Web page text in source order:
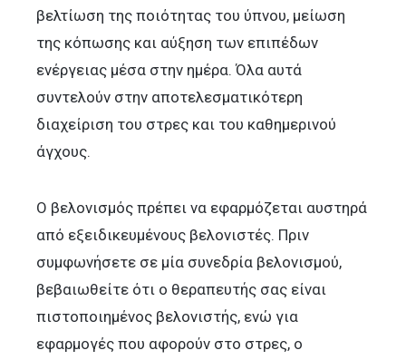
βελτίωση της ποιότητας του ύπνου, μείωση
της κόπωσης και αύξηση των επιπέδων
ενέργειας μέσα στην ημέρα. Όλα αυτά
συντελούν στην αποτελεσματικότερη
διαχείριση του στρες και του καθημερινού
άγχους.
Ο βελονισμός πρέπει να εφαρμόζεται αυστηρά
από εξειδικευμένους βελονιστές. Πριν
συμφωνήσετε σε μία συνεδρία βελονισμού,
βεβαιωθείτε ότι ο θεραπευτής σας είναι
πιστοποιημένος βελονιστής, ενώ για
εφαρμογές που αφορούν στο στρες, ο